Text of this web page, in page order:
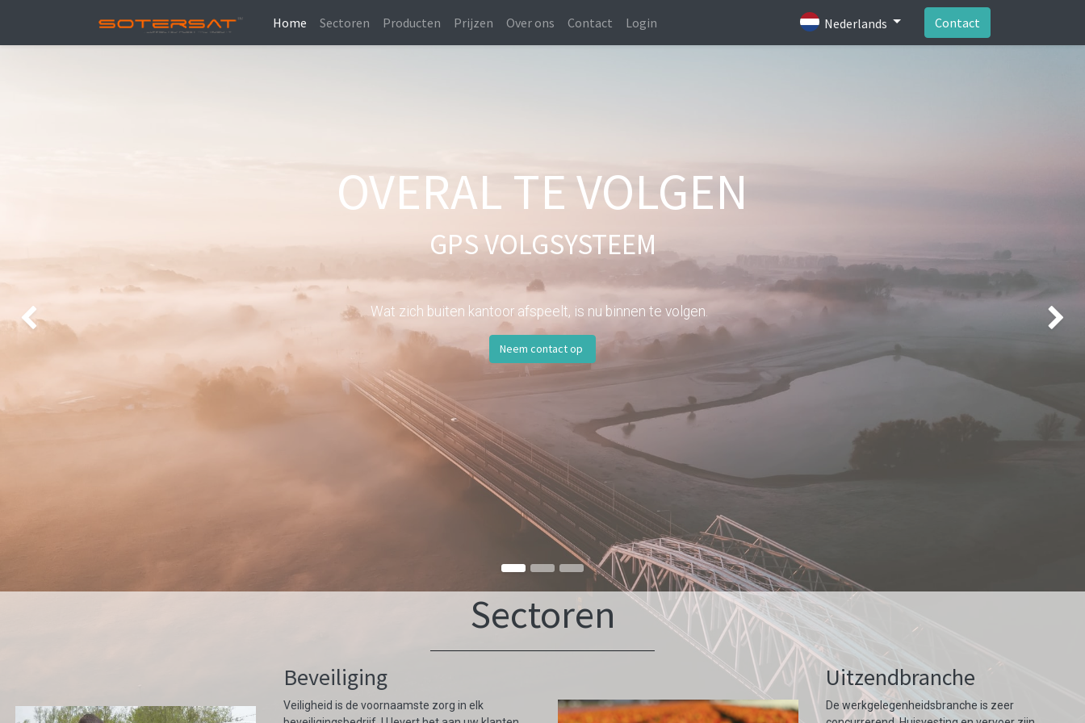
Home Sectoren Producten Prijzen Over ons Contact Login Nederlands Contact
OVERAL TE VOLGEN
GPS VOLGSYSTEEM
Wat zich buiten kantoor afspeelt, is nu binnen te volgen.
Neem contact op
Previous
Sectoren
Beveiliging
Veiligheid is de voornaamste zorg in elk
Uitzendbranche
De werkgelegenheidsbranche is zeer